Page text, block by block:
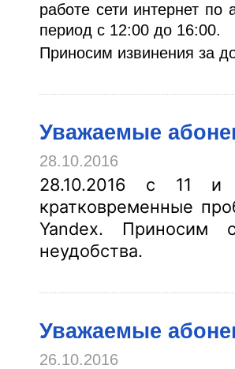
работе сети интернет
период с 12:00 до 16:00.
Приносим извинения за
Уважаемые
28.10.2016
28.10.2016 с 11 и
кратковременные
Yandex. Приносим
неудобства.
Уважаемые
26.10.2016